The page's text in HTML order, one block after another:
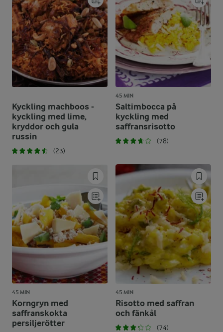
Kyckling machboos -
kyckling med lime,
kryddor och gula
russin
(23)
45 MIN
Saltimbocca på
kyckling med
saffransrisotto
(78)
45 MIN
Korngryn med
saffranskokta
persiljerötter
45 MIN
Risotto med saffran
och fänkål
(74)